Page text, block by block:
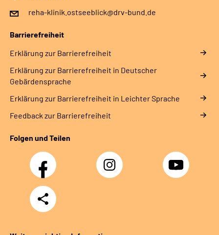
reha-klinik.ostseeblick@drv-bund.de
Barrierefreiheit
Erklärung zur Barrierefreiheit
Erklärung zur Barrierefreiheit in Deutscher
Gebärdensprache
Erklärung zur Barrierefreiheit in Leichter Sprache
Feedback zur Barrierefreiheit
Folgen und Teilen
Facebook Instagram YouTube
Teilen